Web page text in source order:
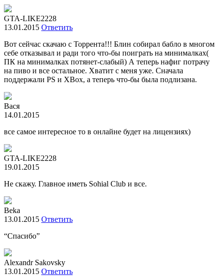
GTA-LIKE2228
13.01.2015 Ответить
Вот сейчас скачаю с Торрента!!! Блин собирал бабло в многом
себе отказывал и ради того что-бы поиграть на минималках(
ПК на минималках потянет-слабый) А теперь нафиг потрачу
на пиво и все остальное. Хватит с меня уже. Сначала
поддержали PS и XBox, а теперь что-бы была подлизана.
Вася
14.01.2015
все самое интересное то в онлайне будет на лицензиях)
GTA-LIKE2228
19.01.2015
Не скажу. Главное иметь Sohial Club и все.
Beka
13.01.2015 Ответить
“Спасибо”
Alexandr Sakovsky
13.01.2015 Ответить